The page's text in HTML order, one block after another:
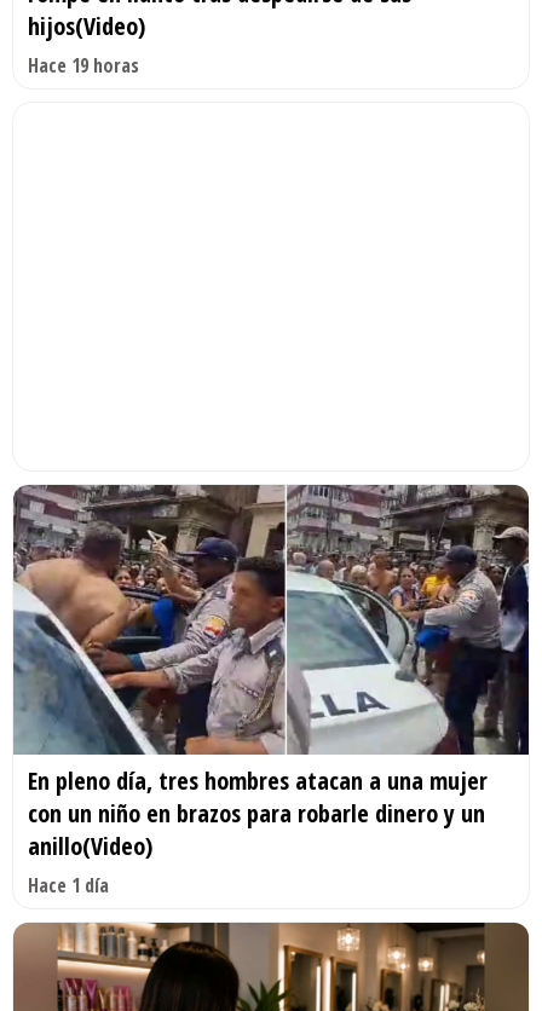
hijos(Video)
Hace 19 horas
En pleno día, tres hombres atacan a una mujer
con un niño en brazos para robarle dinero y un
anillo(Video)
Hace 1 día